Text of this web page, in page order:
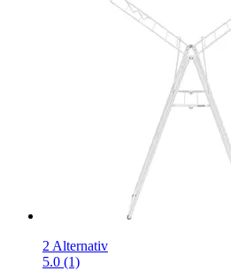
2 Alternativ
5.0 (1)